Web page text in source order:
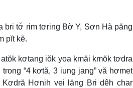
bri tơ̆ rim tơring Bờ Y, Sơn Hà păng
pĭt kĕ.
kơtang iŏk yoa kmăi kmŏk tơdra
“4 kơtă, 3 iung jang” vă hơmet
Hơnih vei lăng Bri dêh char